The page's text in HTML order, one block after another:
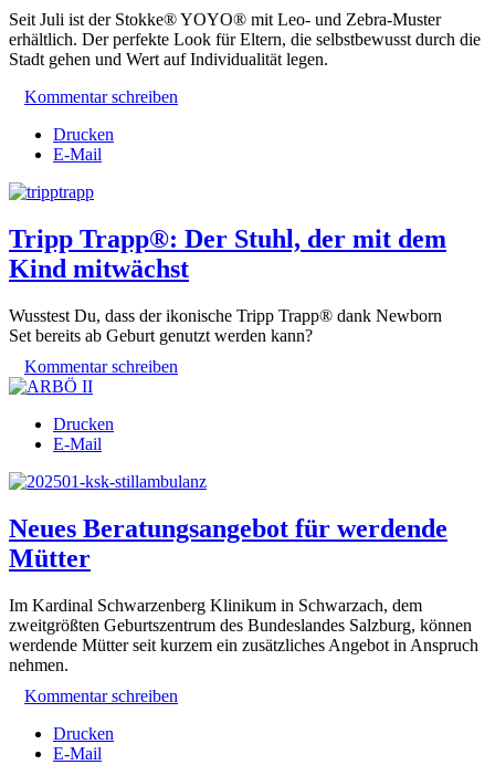
Seit Juli ist der Stokke® YOYO® mit Leo- und Zebra-Muster
erhältlich. Der perfekte Look für Eltern, die selbstbewusst durch die
Stadt gehen und Wert auf Individualität legen.
Kommentar schreiben
Drucken
E-Mail
Tripp Trapp®: Der Stuhl, der mit dem
Kind mitwächst
Wusstest Du, dass der ikonische Tripp Trapp® dank Newborn
Set bereits ab Geburt genutzt werden kann?
Kommentar schreiben
Drucken
E-Mail
Neues Beratungsangebot für werdende
Mütter
Im Kardinal Schwarzenberg Klinikum in Schwarzach, dem
zweitgrößten Geburtszentrum des Bundeslandes Salzburg, können
werdende Mütter seit kurzem ein zusätzliches Angebot in Anspruch
nehmen.
Kommentar schreiben
Drucken
E-Mail